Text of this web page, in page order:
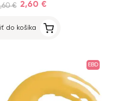
€ 2,60 €
do košíka
EBD